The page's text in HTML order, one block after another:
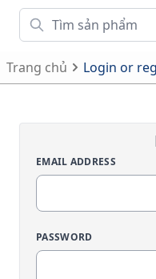
Trang chủ Login or
EMAIL ADDRESS
PASSWORD